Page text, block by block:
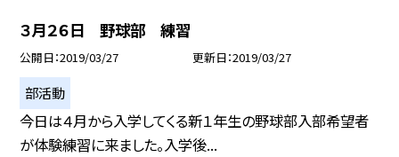
３月２６日 野球部 練習
公開日 2019/03/27 更新日 2019/03/27
部活動
今日は４月から入学してくる新１年生の野球部入部希望者
が体験練習に来ました。入学後...